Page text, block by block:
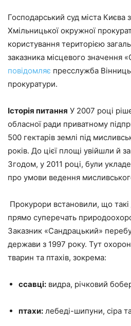
Господарський суд міста Києва
Хмільницької окружної
користування територією
заказника місцевого значення
повідомляє пресслужба
прокуратури.
Історія питання У 2007 році
обласної ради приватному
500 гектарів землі під
років. До цієї площі увійшли й
Згодом, у 2011 році, були
про умови ведення
Прокурори встановили, що такі
прямо суперечать
Заказник «Сандрацький»
держави з 1997 року. Тут
тварин та птахів, зокрема:
ссавці: видра, річковий
птахи: лебеді-шипуни, сіра